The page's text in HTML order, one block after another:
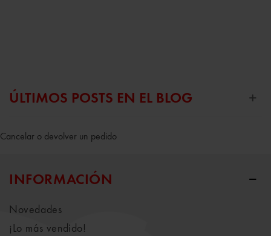
ÚLTIMOS POSTS EN EL BLOG
Cancelar o devolver un pedido
INFORMACIÓN
Novedades
¡Lo más vendido!